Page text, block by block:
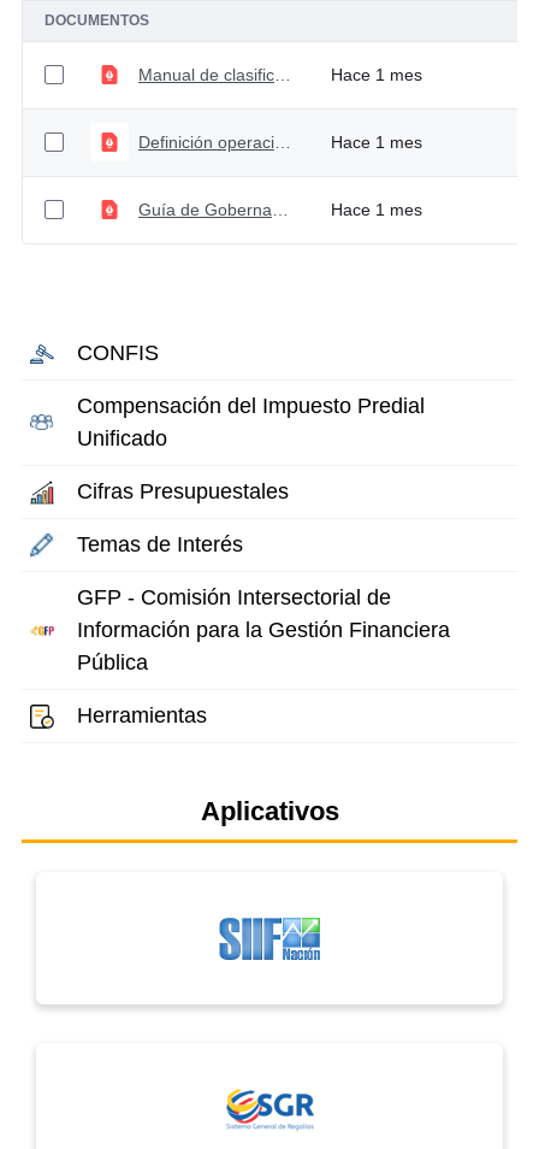
DOCUMENTOS
Manual de clasificación programática Hace 1 mes
Definición operaciones de funcionamiento Hace 1 mes
Hace 1 mes
CONFIS
Compensación del Impuesto Predial
Unificado
Cifras Presupuestales
Temas de Interés
GFP - Comisión Intersectorial de
Información para la Gestión Financiera
Pública
Herramientas
Aplicativos